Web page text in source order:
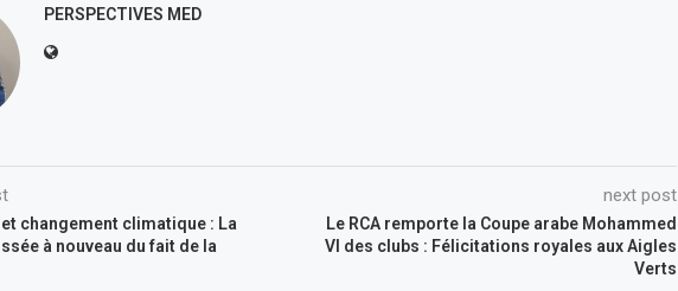
PERSPECTIVES MED
changement climatique : La
à nouveau du fait de la
next post
Le RCA remporte la Coupe arabe Mohammed
VI des clubs : Félicitations royales aux Aigles
Verts